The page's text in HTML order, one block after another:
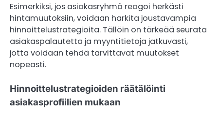
Esimerkiksi, jos asiakasryhmä reagoi herkästi
hintamuutoksiin, voidaan harkita joustavampia
hinnoittelustrategioita. Tällöin on tärkeää seurata
asiakaspalautetta ja myyntitietoja jatkuvasti,
jotta voidaan tehdä tarvittavat muutokset
nopeasti.
Hinnoittelustrategioiden räätälöinti
asiakasprofiilien mukaan